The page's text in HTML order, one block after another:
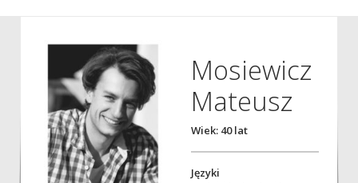
Mosiewicz
Mateusz
Wiek: 40 lat
Języki